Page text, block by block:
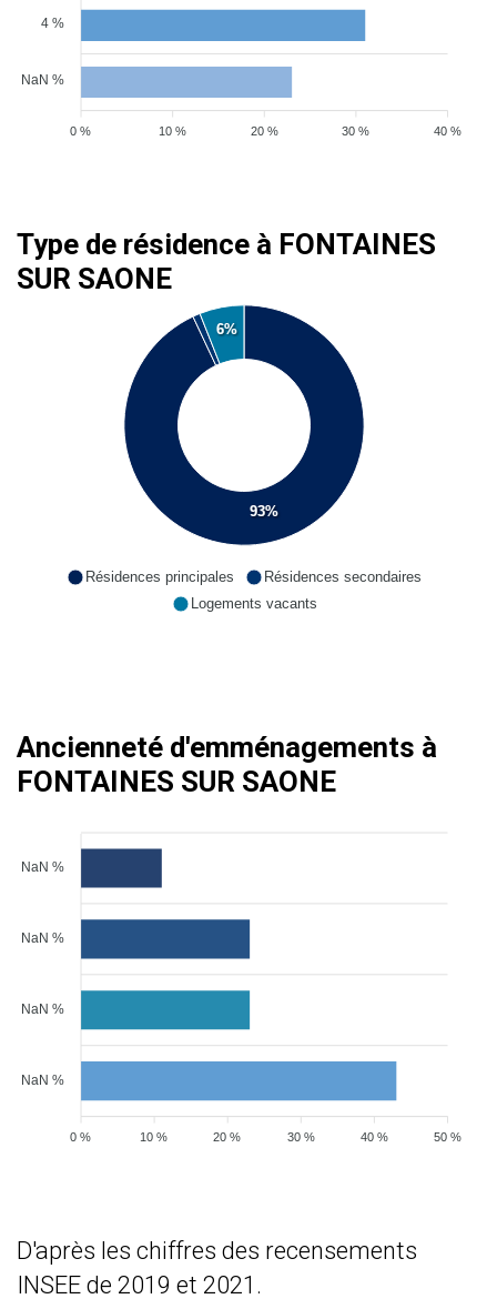
4 %
NaN %
40 %
30 %
20 %
10 %
0 %
Type de résidence à FONTAINES
SUR SAONE
93%
6%
Résidences principales
Résidences secondaires
Logements vacants
Ancienneté d'emménagements à
FONTAINES SUR SAONE
NaN %
NaN %
NaN %
NaN %
50 %
40 %
30 %
20 %
10 %
0 %
D'après les chiffres des recensements
INSEE de 2019 et 2021.